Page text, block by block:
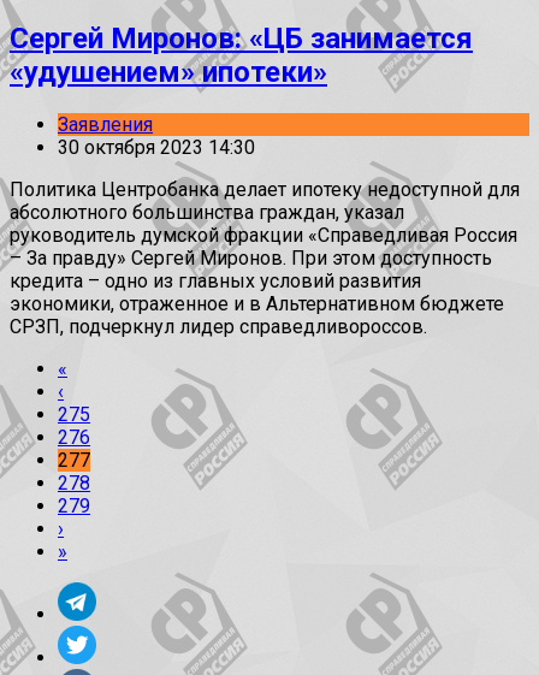
Сергей Миронов: «ЦБ занимается
«удушением» ипотеки»
Заявления
30 октября 2023 14:30
Политика Центробанка делает ипотеку недоступной для
абсолютного большинства граждан, указал
руководитель думской фракции «Справедливая Россия
– За правду» Сергей Миронов. При этом доступность
кредита – одно из главных условий развития
экономики, отраженное и в Альтернативном бюджете
СРЗП, подчеркнул лидер справедливороссов.
«
‹
275
276
277
278
279
›
»